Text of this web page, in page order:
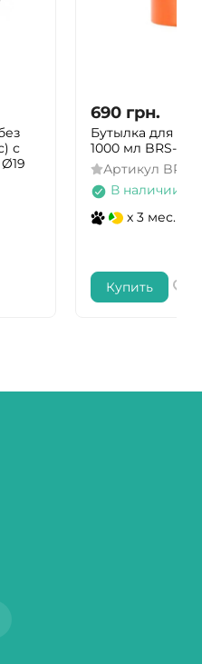
с
690 грн.
Бутылка для
1000 мл BRS-103
Артикул BRS-
В наличии
x 3 мес.
Купить